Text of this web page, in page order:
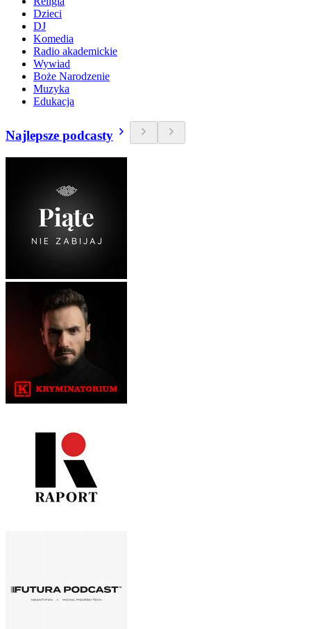
Dzieci
DJ
Komedia
Radio akademickie
Wywiad
Boże Narodzenie
Muzyka
Edukacja
Najlepsze podcasty